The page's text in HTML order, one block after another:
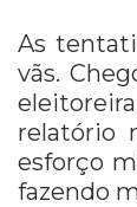
As
vãs.
relatório
esforço
fazendo